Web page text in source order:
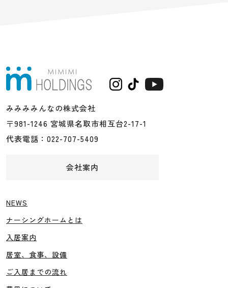
みみみみんなの株式会社
〒981-1246 宮城県名取市相互台2-17-1
代表電話：022-707-5409
会社案内
NEWS
ナーシングホームとは
入居案内
居室、食事、設備
ご入居までの流れ